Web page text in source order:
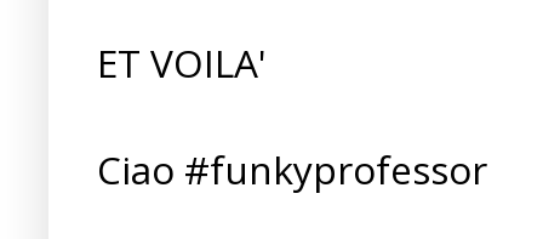
ET VOILA'
Ciao #funkyprofessor